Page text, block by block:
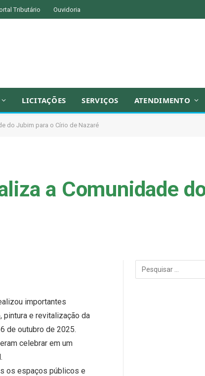
Tributário Ouvidoria
LICITAÇÕES SERVIÇOS ATENDIMENTO
do Jubim para o Círio de Nazaré
a Comunidade
importantes
pintura e revitalização da
de outubro de 2025.
celebrar em um
os espaços públicos e